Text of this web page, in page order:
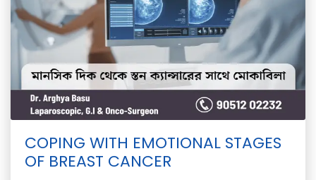
COPING WITH EMOTIONAL STAGES
OF BREAST CANCER